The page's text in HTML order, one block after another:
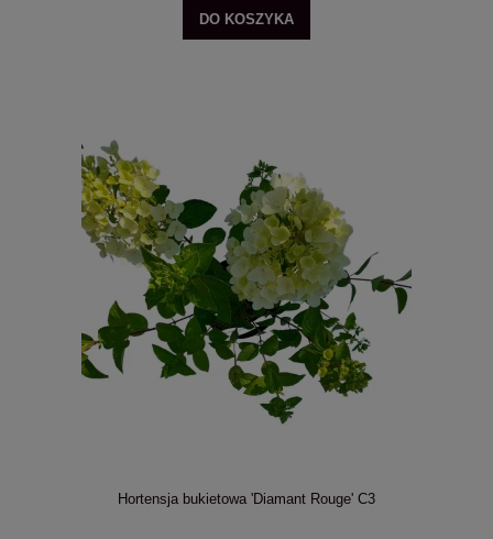
DO KOSZYKA
Hortensja bukietowa 'Diamant Rouge' C3